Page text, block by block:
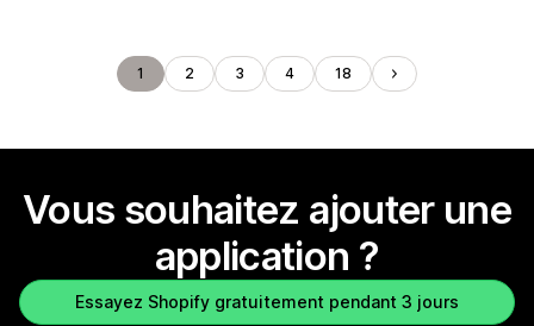
1 2 3 4 18
Vous souhaitez ajouter une
application ?
Essayez Shopify gratuitement pendant 3 jours